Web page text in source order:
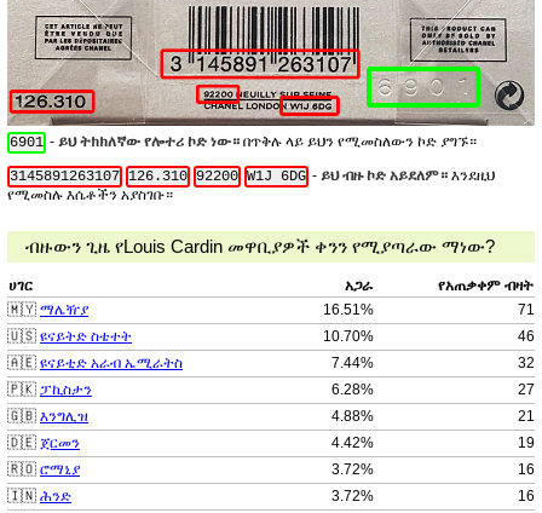
6901 - ይህ ትክክለኛው የሎተሪ ኮድ ነው። በጥቅሉ ላይ ይህን የሚመስለውን ኮድ ያግኙ።
3145891263107 126.310 92200 W1J 6DG - ይህ ብዙ ኮድ አይደለም። እንደዚህ
የሚመስሉ እሴቶችን አያስገቡ።
ብዙውን ጊዜ የLouis Cardin መዋቢያዎች ቀንን የሚያጣራው ማነው?
ሀገር አጋራ
የአጠቃቀም ብዛት
🇲🇾 ማሌዥያ 16.51%
71
🇺🇸 ዩናይትድ ስቴተት 10.70%
46
🇦🇪 ዩናይቲድ አራብ ኤሚራትስ 7.44%
32
🇵🇰 ፓኪስታን 6.28%
27
🇬🇧 እንግሊዝ 4.88%
21
🇩🇪 ጀርመን 4.42%
19
🇷🇴 ሮማኒያ 3.72%
16
🇮🇳 ሕንድ 3.72%
16